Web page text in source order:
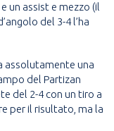
un assist e mezzo (il
del 3-4 l’ha
assolutamente una
del Partizan
del 2-4 con un tiro a
per il risultato, ma la